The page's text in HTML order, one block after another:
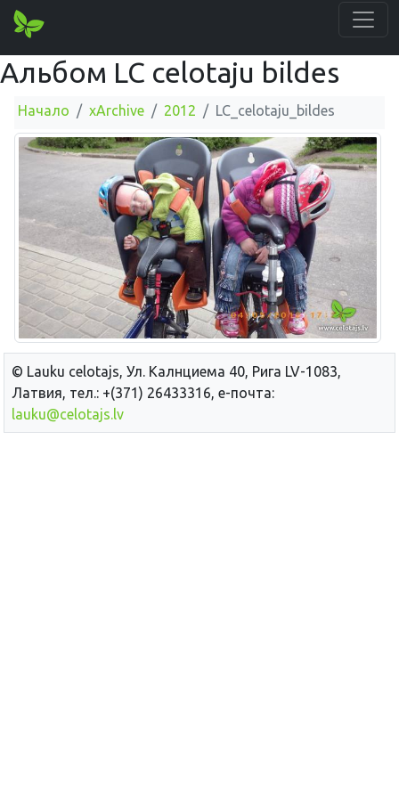
Альбом LC celotaju bildes
Начало xArchive 2012 LC_celotaju_bildes
© Lauku сelotajs, Ул. Калнциема 40, Рига LV-1083,
Латвия, тел.: +(371) 26433316, е-почта:
lauku@celotajs.lv